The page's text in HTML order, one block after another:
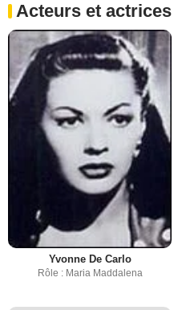
Acteurs et actrices
Yvonne De Carlo
Rôle : Maria Maddalena